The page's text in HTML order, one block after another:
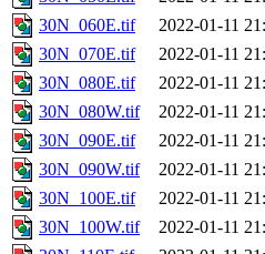
30N_060E.tif
2022-01-11
30N_070E.tif
2022-01-11
30N_080E.tif
2022-01-11
30N_080W.tif
2022-01-11
30N_090E.tif
2022-01-11
30N_090W.tif
2022-01-11
30N_100E.tif
2022-01-11
30N_100W.tif
2022-01-11